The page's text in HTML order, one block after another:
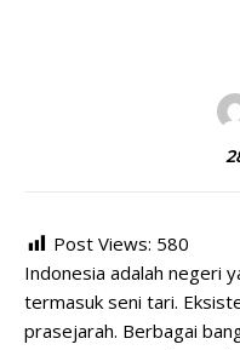
Post Views: 580
Indonesia adalah negeri
termasuk seni tari.
prasejarah. Berbagai